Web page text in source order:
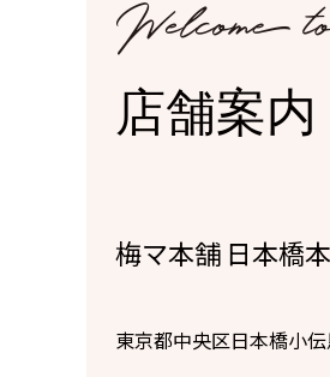
店舗案内
梅マ本舗 日本橋
東京都中央区日本橋小